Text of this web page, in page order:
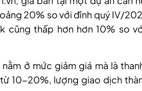
20% so với đỉnh quý IV/
cũng thấp hơn hơn 10% so
ở mức giảm giá mà là
10-20%, lượng giao dịch